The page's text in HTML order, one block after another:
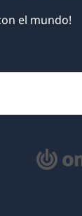
el mundo!